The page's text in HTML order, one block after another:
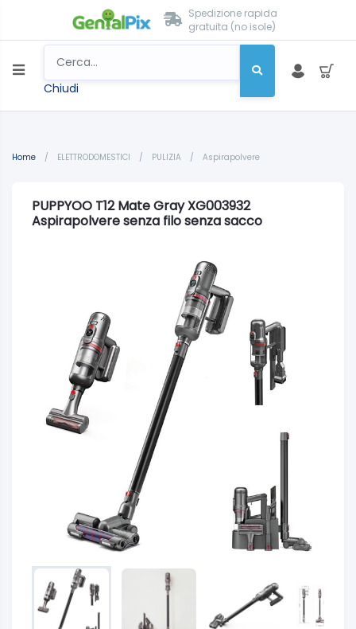
Spedizione rapida
gratuita (no isole)
Chiudi
Home / ELETTRODOMESTICI / PULIZIA / Aspirapolvere
PUPPYOO T12 Mate Gray XG003932
Aspirapolvere senza filo senza sacco